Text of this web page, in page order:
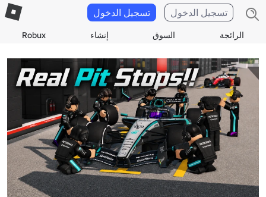
الرائجة السوق إنشاء Robux
تسجيل الدخول تسجيل الدخول